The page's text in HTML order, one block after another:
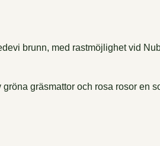
brunn, med rastmöjlighet vid